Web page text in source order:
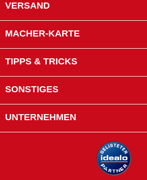
VERSAND
MACHER-KARTE
TIPPS & TRICKS
SONSTIGES
UNTERNEHMEN